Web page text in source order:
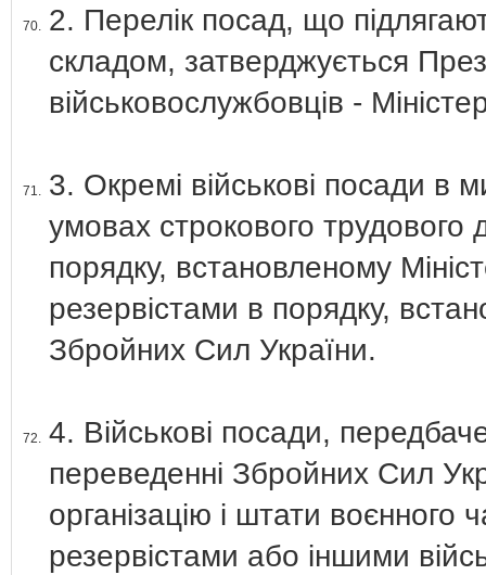
70. 2. Перелік посад, що
складом, затверджується
військовослужбовців -
71. 3. Окремі військові посади в
умовах строкового
порядку, встановленому
резервістами в порядку,
Збройних Сил України.
72. 4. Військові посади,
переведенні Збройних Сил
організацію і штати воєнного
резервістами або іншими